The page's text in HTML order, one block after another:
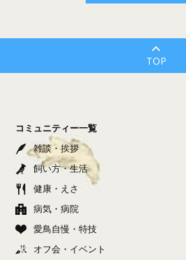
TOP
コミュニティー一覧
雑談・挨拶
飼い方・生活
健康・えさ
病気・病院
愛鳥自慢・特技
オフ会・イベント